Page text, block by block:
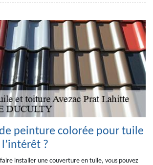
peinture colorée pour tuile
?
faire installer une couverture en tuile, vous pouvez